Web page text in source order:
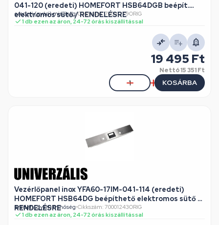
041-120 (eredeti) HOMEFORT HSB64DGB beépít.
elektromos sütő / RENDELÉSRE
eredeti (gyári) minőség•Cikkszám: 70001279ORIG
1 db ezen az áron, 24-72 órás kiszállítással
19 495 Ft
Nettó15 351 Ft
KOSÁRBA
Vezérlőpanel inox YFA60-17IM-041-114 (eredeti)
HOMEFORT HSB64DG beépíthető elektromos sütő /
RENDELÉSRE
eredeti (gyári) minőség•Cikkszám: 70001243ORIG
1 db ezen az áron, 24-72 órás kiszállítással